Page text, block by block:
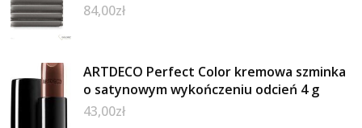
84,00zł
ARTDECO Perfect Color kremowa szminka
o satynowym wykończeniu odcień 4 g
43,00zł